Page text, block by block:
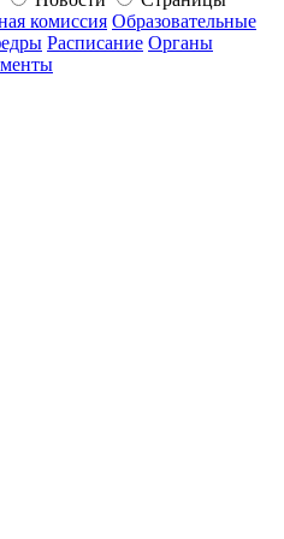
комиссия Образовательные
Расписание Органы